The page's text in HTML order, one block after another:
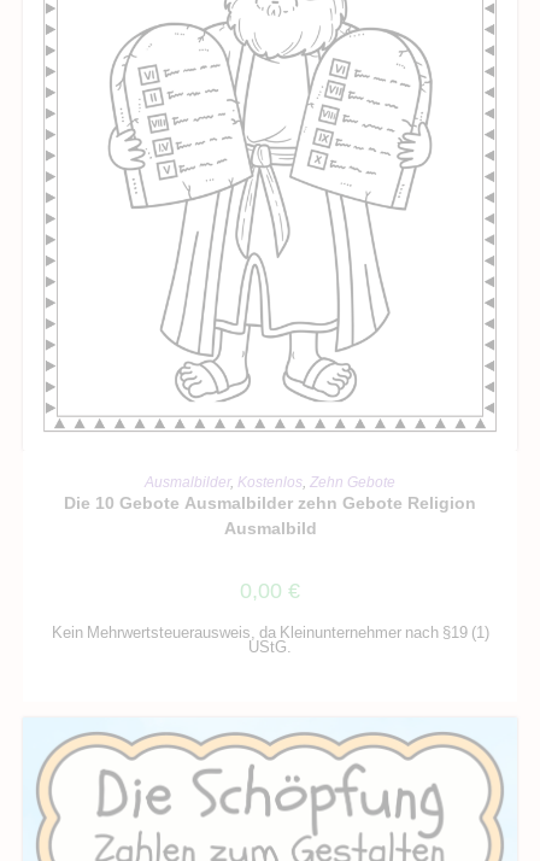
IN DEN WARENKORB
Ausmalbilder, Kostenlos, Zehn Gebote
Die 10 Gebote Ausmalbilder zehn Gebote Religion
Ausmalbild
0,00 €
Kein Mehrwertsteuerausweis, da Kleinunternehmer nach §19 (1)
UStG.